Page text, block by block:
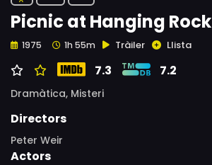
Picnic at Hanging Rock
1975 1h 55m Tràiler Llista
7.3 7.2
Dramàtica, Misteri
Directors
Peter Weir
Actors